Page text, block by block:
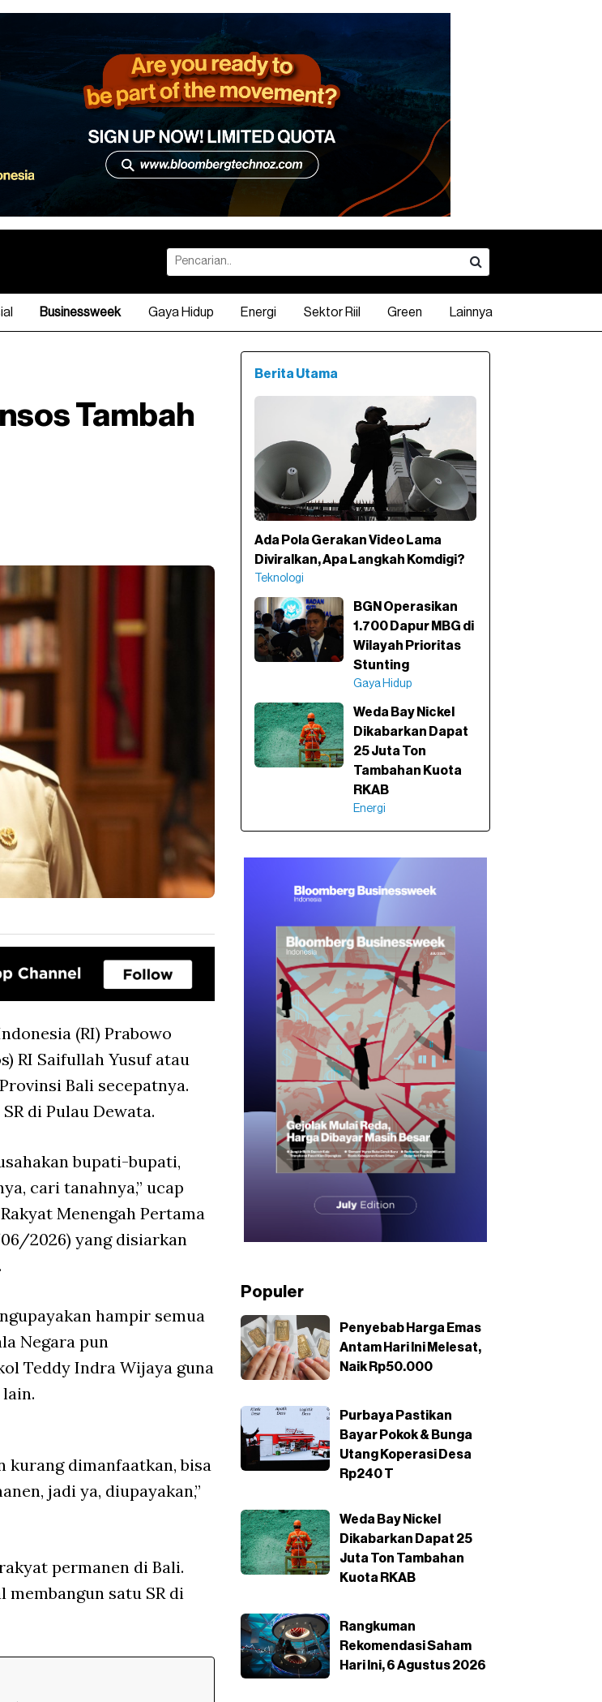
Businessweek Gaya Hidup Energi Sektor Riil Green Lainnya
Tambah
(RI) Prabowo
RI Saifullah Yusuf atau
Bali secepatnya.
di Pulau Dewata.
bupati-bupati,
cari tanahnya,” ucap
Menengah Pertama
06/2026) yang disiarkan
hampir semua
Negara pun
Teddy Indra Wijaya guna
kurang dimanfaatkan, bisa
jadi ya, diupayakan,”
permanen di Bali.
satu SR di
Berita Utama
Ada Pola Gerakan Video Lama
Diviralkan, Apa Langkah Komdigi?
Teknologi
BGN Operasikan
1.700 Dapur MBG di
Wilayah Prioritas
Stunting
Gaya Hidup
Weda Bay Nickel
Dikabarkan Dapat
25 Juta Ton
Tambahan Kuota
RKAB
Energi
Populer
Penyebab Harga Emas
Antam Hari Ini Melesat,
Naik Rp50.000
Purbaya Pastikan
Bayar Pokok & Bunga
Utang Koperasi Desa
Rp240 T
Weda Bay Nickel
Dikabarkan Dapat 25
Juta Ton Tambahan
Kuota RKAB
Rangkuman
Rekomendasi Saham
Hari Ini, 6 Agustus 2026